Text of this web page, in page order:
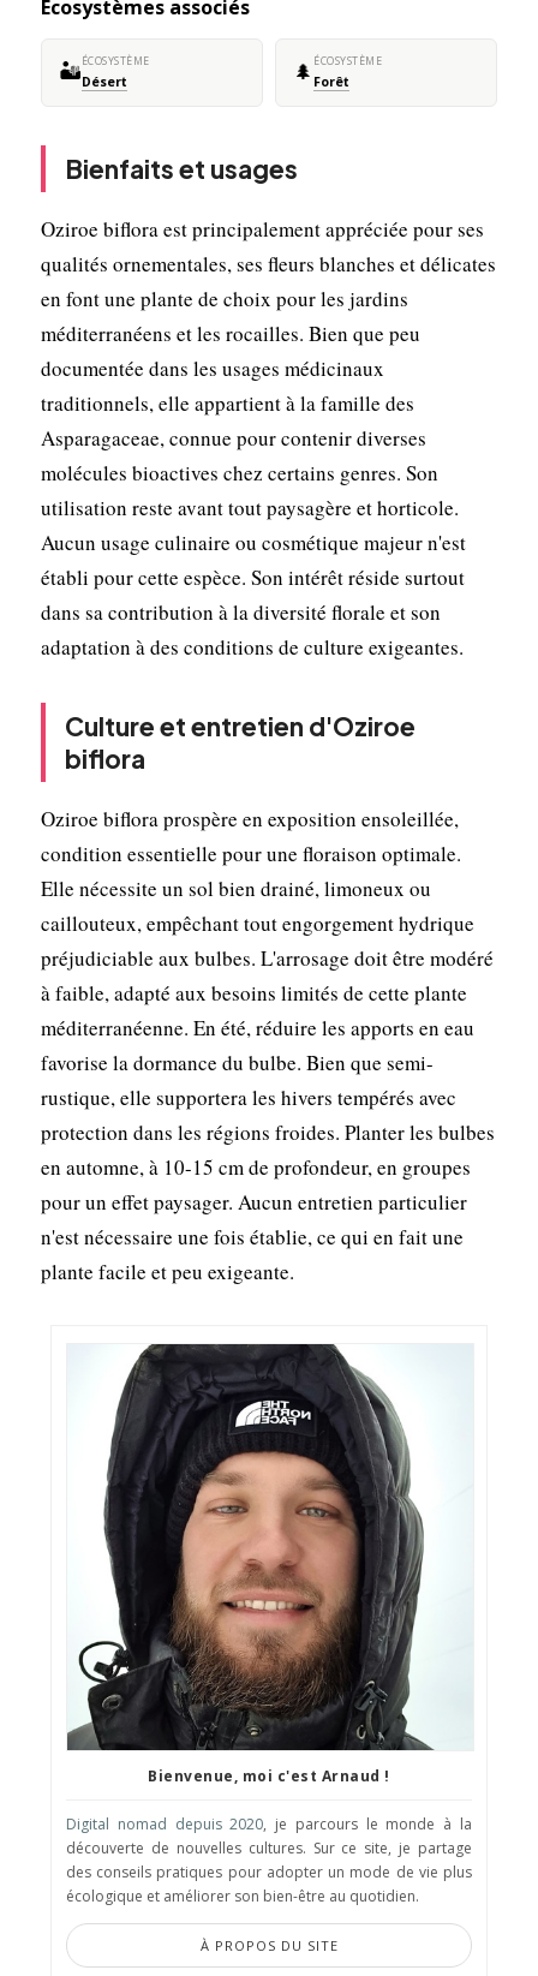
Écosystèmes associés
🏜️ÉCOSYSTÈME
Désert 🌲 ÉCOSYSTÈME
Forêt
Bienfaits et usages
Oziroe biflora est principalement appréciée pour ses
qualités ornementales, ses fleurs blanches et délicates
en font une plante de choix pour les jardins
méditerranéens et les rocailles. Bien que peu
documentée dans les usages médicinaux
traditionnels, elle appartient à la famille des
Asparagaceae, connue pour contenir diverses
molécules bioactives chez certains genres. Son
utilisation reste avant tout paysagère et horticole.
Aucun usage culinaire ou cosmétique majeur n'est
établi pour cette espèce. Son intérêt réside surtout
dans sa contribution à la diversité florale et son
adaptation à des conditions de culture exigeantes.
Culture et entretien d'Oziroe
biflora
Oziroe biflora prospère en exposition ensoleillée,
condition essentielle pour une floraison optimale.
Elle nécessite un sol bien drainé, limoneux ou
caillouteux, empêchant tout engorgement hydrique
préjudiciable aux bulbes. L'arrosage doit être modéré
à faible, adapté aux besoins limités de cette plante
méditerranéenne. En été, réduire les apports en eau
favorise la dormance du bulbe. Bien que semi-
rustique, elle supportera les hivers tempérés avec
protection dans les régions froides. Planter les bulbes
en automne, à 10-15 cm de profondeur, en groupes
pour un effet paysager. Aucun entretien particulier
n'est nécessaire une fois établie, ce qui en fait une
plante facile et peu exigeante.
Bienvenue, moi c'est Arnaud !
Digital nomad depuis 2020, je parcours le monde à la
découverte de nouvelles cultures. Sur ce site, je partage
des conseils pratiques pour adopter un mode de vie plus
écologique et améliorer son bien-être au quotidien.
À PROPOS DU SITE